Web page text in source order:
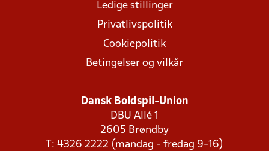
Ledige stillinger
Privatlivspolitik
Cookiepolitik
Betingelser og vilkår
Dansk Boldspil-Union
DBU Allé 1
2605 Brøndby
T: 4326 2222 (mandag - fredag 9-16)